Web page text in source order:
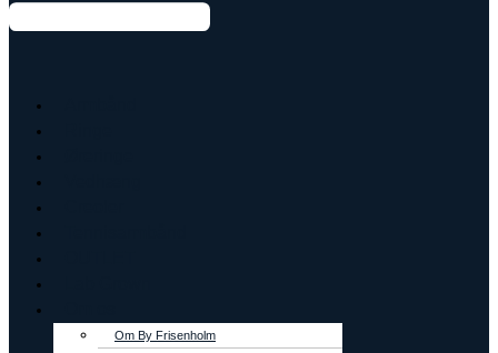
Om By Frisenholm